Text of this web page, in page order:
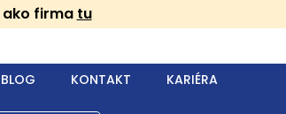
firma tu
BLOG KONTAKT KARIÉRA